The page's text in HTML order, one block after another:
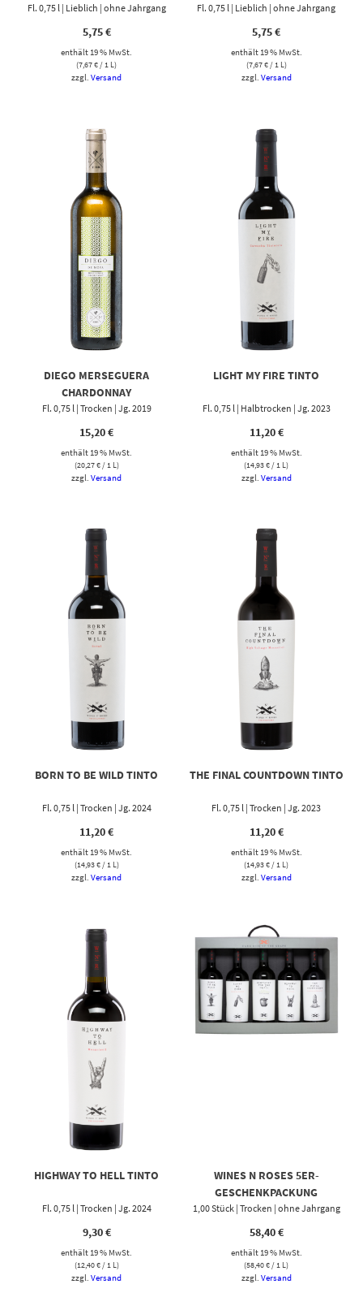
Fl. 0,75 l | Lieblich | ohne Jahrgang
5,75€
enthält 19 % MwSt.
(7,67€/ 1 L)
zzgl.Versand
Fl. 0,75 l | Lieblich | ohne Jahrgang
5,75€
enthält 19 % MwSt.
(7,67€/ 1 L)
zzgl. Versand
DIEGO MERSEGUERA
CHARDONNAY
Fl. 0,75 l | Trocken | Jg. 2019
15,20€
enthält 19 % MwSt.
(20,27€/ 1 L)
zzgl.Versand
LIGHT MY FIRE TINTO
Fl. 0,75 l | Halbtrocken | Jg. 2023
11,20€
enthält 19 % MwSt.
(14,93€ / 1 L)
zzgl. Versand
BORN TO BE WILD TINTO
Fl. 0,75 l | Trocken | Jg. 2024
11,20€
enthält 19 % MwSt.
(14,93€/ 1 L)
zzgl.Versand
THE FINAL COUNTDOWN TINTO
Fl. 0,75 l | Trocken | Jg. 2023
11,20€
enthält 19 % MwSt.
(14,93€/ 1 L)
zzgl. Versand
HIGHWAY TO HELL TINTO
Fl. 0,75 l | Trocken | Jg. 2024
9,30€
enthält 19 % MwSt.
(12,40€/ 1 L)
zzgl.Versand
WINES N ROSES 5ER-
GESCHENKPACKUNG
1,00 Stück | Trocken | ohne Jahrgang
58,40€
enthält 19 % MwSt.
(58,40€/ 1 L)
zzgl. Versand